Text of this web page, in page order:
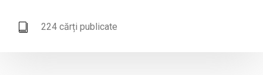
224 cărți publicate